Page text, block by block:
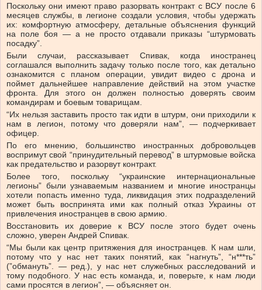
Поскольку они имеют право разорвать контракт с ВСУ после 6
месяцев службы, в легионе создали условия, чтобы удержать
их: комфортную атмосферу, детальные объяснения функций
на поле боя — а не просто отдавали приказы “штурмовать
посадку”.
Были случаи, рассказывает Спивак, когда иностранец
соглашался выполнить задачу только после того, как детально
ознакомится с планом операции, увидит видео с дрона и
поймет дальнейшее направление действий на этом участке
фронта. Для этого он должен полностью доверять своим
командирам и боевым товарищам.
“Их нельзя заставить просто так идти в штурм, они приходили к
нам в легион, потому что доверяли нам”, — подчеркивает
офицер.
По его мнению, большинство иностранных добровольцев
воспримут свой “принудительный перевод” в штурмовые войска
как предательство и разорвут контракт.
Более того, поскольку “украинские интернациональные
легионы” были узнаваемым названием и многие иностранцы
хотели попасть именно туда, ликвидация этих подразделений
может быть воспринята ими как полный отказ Украины от
привлечения иностранцев в свою армию.
Восстановить их доверие к ВСУ после этого будет очень
сложно, уверен Андрей Спивак.
“Мы были как центр притяжения для иностранцев. К нам шли,
потому что у нас нет таких понятий, как “нагнуть”, “н***ть”
(”обмануть”. — ред.), у нас нет служебных расследований и
тому подобного. У нас есть команда, и, поверьте, к нам люди
сами просятся в легион”, — объясняет он.